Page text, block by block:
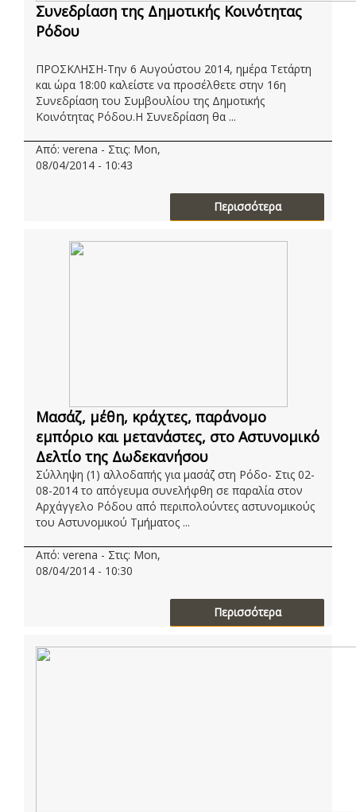
Συνεδρίαση της Δημοτικής Κοινότητας
Ρόδου
ΠΡΟΣΚΛΗΣΗ-Την 6 Αυγούστου 2014, ημέρα Τετάρτη
και ώρα 18:00 καλείστε να προσέλθετε στην 16η
Συνεδρίαση του Συμβουλίου της Δημοτικής
Κοινότητας Ρόδου.Η Συνεδρίαση θα ...
Από: verena - Στις: Mon,
08/04/2014 - 10:43
Περισσότερα
Μασάζ, μέθη, κράχτες, παράνομο
εμπόριο και μετανάστες, στο Αστυνομικό
Δελτίο της Δωδεκανήσου
Σύλληψη (1) αλλοδαπής για μασάζ στη Ρόδο- Στις 02-
08-2014 το απόγευμα συνελήφθη σε παραλία στον
Αρχάγγελο Ρόδου από περιπολούντες αστυνομικούς
του Αστυνομικού Τμήματος ...
Από: verena - Στις: Mon,
08/04/2014 - 10:30
Περισσότερα